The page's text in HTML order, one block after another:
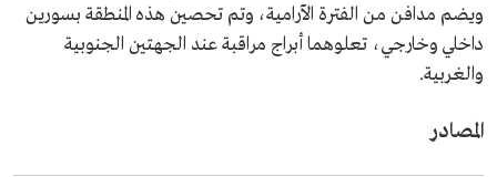
ويضم مدافن من الفترة الآرامية، وتم تحصين هذه المنطقة بسورين
داخلي وخارجي، تعلوهما أبراج مراقبة عند الجهتين الجنوبية
والغربية.
المصادر